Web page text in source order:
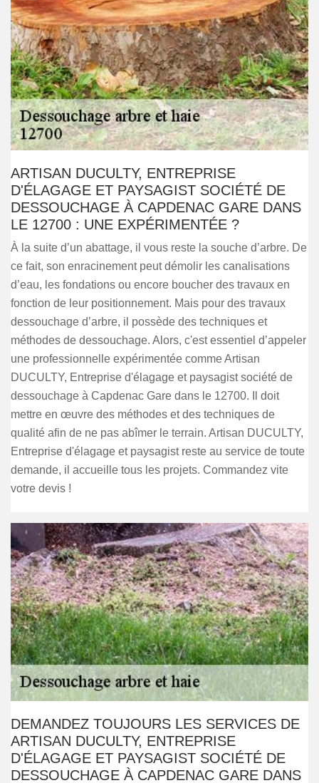
ARTISAN DUCULTY, ENTREPRISE
D'ÉLAGAGE ET PAYSAGIST SOCIÉTÉ DE
DESSOUCHAGE À CAPDENAC GARE DANS
LE 12700 : UNE EXPÉRIMENTÉE ?
À la suite d’un abattage, il vous reste la souche d’arbre. De
ce fait, son enracinement peut démolir les canalisations
d’eau, les fondations ou encore boucher des travaux en
fonction de leur positionnement. Mais pour des travaux
dessouchage d’arbre, il possède des techniques et
méthodes de dessouchage. Alors, c'est essentiel d’appeler
une professionnelle expérimentée comme Artisan
DUCULTY, Entreprise d'élagage et paysagist société de
dessouchage à Capdenac Gare dans le 12700. Il doit
mettre en œuvre des méthodes et des techniques de
qualité afin de ne pas abîmer le terrain. Artisan DUCULTY,
Entreprise d'élagage et paysagist reste au service de toute
demande, il accueille tous les projets. Commandez vite
votre devis !
DEMANDEZ TOUJOURS LES SERVICES DE
ARTISAN DUCULTY, ENTREPRISE
D'ÉLAGAGE ET PAYSAGIST SOCIÉTÉ DE
DESSOUCHAGE À CAPDENAC GARE DANS